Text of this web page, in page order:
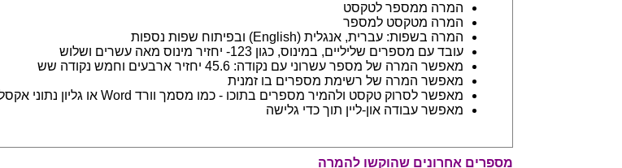
המרה ממספר לטקסט
המרה מטקסט למספר
המרה בשפות: עברית, אנגלית (English) ובפיתוח שפות נספות
עובד עם מספרים שליליים, במינוס, כגון 123- יחזיר מינוס מאה עשרים ושלוש
מאפשר המרה של מספר עשרוני עם נקודה: 45.6 יחזיר ארבעים וחמש נקודה שש
מאפשר המרה של רשימת מספרים בו זמנית
מאפשר לסרוק טקסט ולהמיר מספרים בתוכו - כמו מסמך וורד Word או גליון נתוני אקסל Excel
מאפשר עבודה און-ליין תוך כדי גלישה
מספרים אחרונים שהוקשו להמרה